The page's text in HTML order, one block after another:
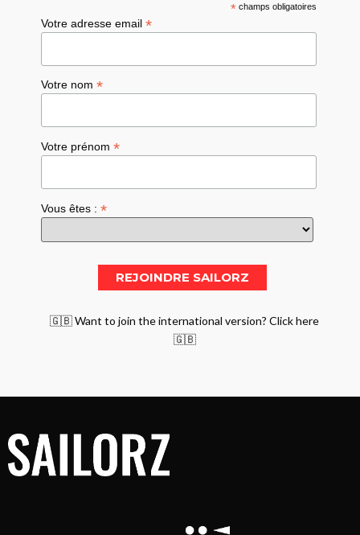
*champs obligatoires
Votre adresse email*
Votre nom*
Votre prénom*
Vous êtes :*
🇬🇧 Want to join the international version? Click here
🇬🇧